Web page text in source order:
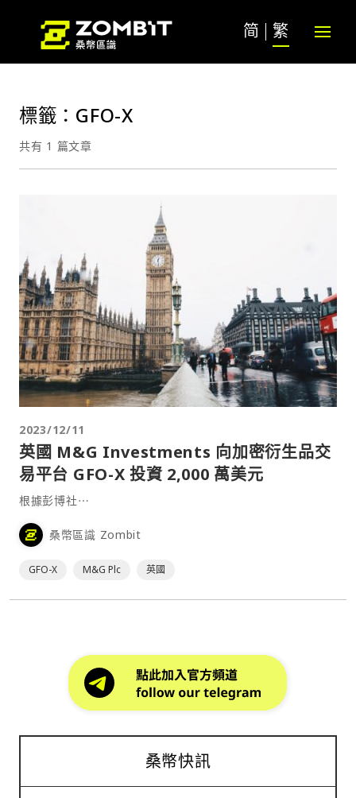
简 繁
標籤：GFO-X
共有 1 篇文章
2023/12/11
英國 M&G Investments 向加密衍生品交
易平台 GFO-X 投資 2,000 萬美元
根據彭博社⋯
桑幣區識 Zombit
GFO-X M&G Plc 英國
桑幣快訊